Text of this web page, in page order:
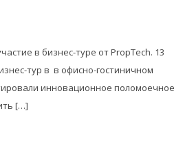
в бизнес-туре от PropTech. 13
тур в в офисно-гостиничном
инновационное поломоечное
[…]